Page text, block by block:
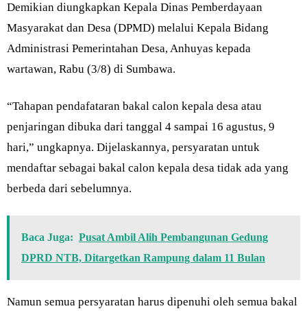
Demikian diungkapkan Kepala Dinas Pemberdayaan
Masyarakat dan Desa (DPMD) melalui Kepala Bidang
Administrasi Pemerintahan Desa, Anhuyas kepada
wartawan, Rabu (3/8) di Sumbawa.
“Tahapan pendafataran bakal calon kepala desa atau
penjaringan dibuka dari tanggal 4 sampai 16 agustus, 9
hari,” ungkapnya. Dijelaskannya, persyaratan untuk
mendaftar sebagai bakal calon kepala desa tidak ada yang
berbeda dari sebelumnya.
Baca Juga: Pusat Ambil Alih Pembangunan Gedung
DPRD NTB, Ditargetkan Rampung dalam 11 Bulan
Namun semua persyaratan harus dipenuhi oleh semua bakal